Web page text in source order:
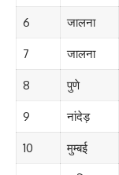
6 जालना
7 जालना
8 पुणे
9 नांदेड़
10 मुम्बई